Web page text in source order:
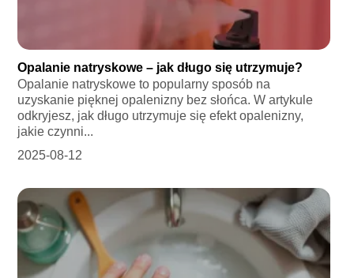
Opalanie natryskowe – jak długo się utrzymuje?
Opalanie natryskowe to popularny sposób na
uzyskanie pięknej opalenizny bez słońca. W artykule
odkryjesz, jak długo utrzymuje się efekt opalenizny,
jakie czynni...
2025-08-12